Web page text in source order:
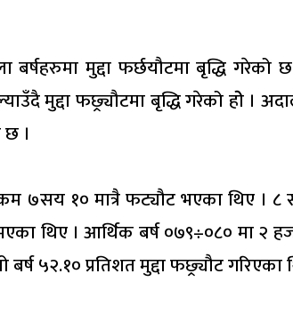
मुद्दा फर्छयौटमा बृद्धि गरेको
मुद्दा फछ्र्यौटमा बृद्धि गरेको होे ।
छ ।
७सय १० मात्रै फट्यौट भएका थिए । ८
थिए । आर्थिक बर्ष ०७९÷०८० मा २
५२.१० प्रतिशत मुद्दा फछ्र्यौट गरिएका